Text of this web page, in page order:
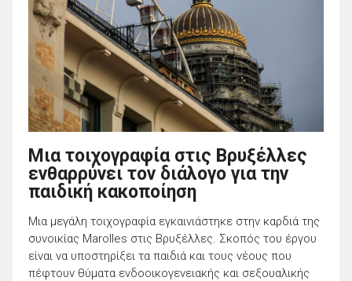
Μια τοιχογραφία στις Βρυξέλλες
ενθαρρύνει τον διάλογο για την
παιδική κακοποίηση
Μια μεγάλη τοιχογραφία εγκαινιάστηκε στην καρδιά της
συνοικίας Marolles στις Βρυξέλλες. Σκοπός του έργου
είναι να υποστηρίξει τα παιδιά και τους νέους που
πέφτουν θύματα ενδοοικογενειακής και σεξουαλικής